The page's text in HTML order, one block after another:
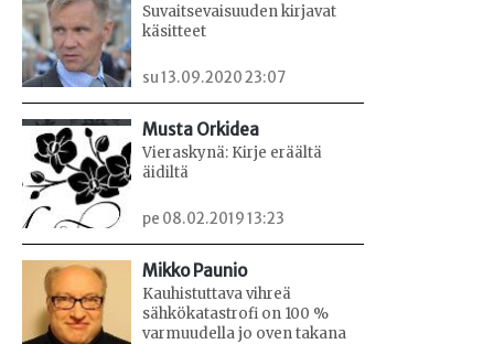
Suvaitsevaisuuden kirjavat
käsitteet
su 13.09.2020 23:07
Musta Orkidea
Vieraskynä: Kirje eräältä
äidiltä
pe 08.02.2019 13:23
Mikko Paunio
Kauhistuttava vihreä
sähkökatastrofi on 100 %
varmuudella jo oven takana